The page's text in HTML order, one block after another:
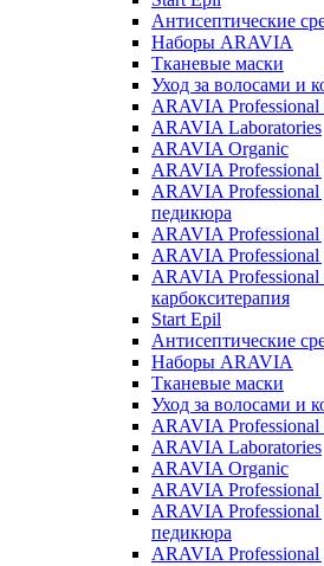
Антисептические
Наборы ARAVIA
Тканевые маски
Уход за волосами и
ARAVIA
ARAVIA Laboratories
ARAVIA Organic
ARAVIA Professional
ARAVIA
педикюра
ARAVIA Professional
ARAVIA Professional
ARAVIA
карбокситерапия
Start Epil
Антисептические
Наборы ARAVIA
Тканевые маски
Уход за волосами и
ARAVIA
ARAVIA Laboratories
ARAVIA Organic
ARAVIA Professional
ARAVIA
педикюра
ARAVIA Professional